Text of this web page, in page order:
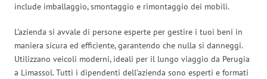
include imballaggio, smontaggio e rimontaggio dei mobili.
L’azienda si avvale di persone esperte per gestire i tuoi beni in
maniera sicura ed efficiente, garantendo che nulla si danneggi.
Utilizzano veicoli moderni, ideali per il lungo viaggio da Perugia
a Limassol. Tutti i dipendenti dell’azienda sono esperti e formati